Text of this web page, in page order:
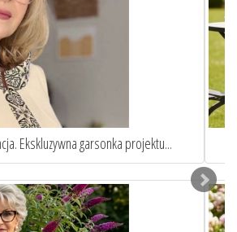
garnitury damskie szyte na miarę